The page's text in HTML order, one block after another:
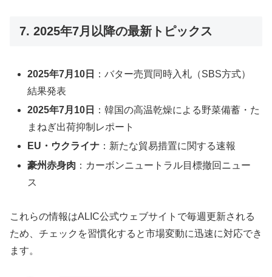
7. 2025年7月以降の最新トピックス
2025年7月10日
：バター売買同時入札（SBS方式）
結果発表
2025年7月10日
：韓国の高温乾燥による野菜備蓄・た
まねぎ出荷抑制レポート
EU・ウクライナ ：新たな貿易措置に関する速報
豪州赤身肉 ：カーボンニュートラル目標撤回ニュー
ス
これらの情報はALIC公式ウェブサイトで毎週更新される
ため、チェックを習慣化すると市場変動に迅速に対応でき
ます。